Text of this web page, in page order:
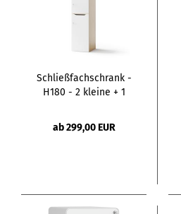
Schließfachschrank -
H180 - 2 kleine + 1
Briefschlitz
ab 299,00 EUR